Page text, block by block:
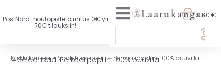
PostNord-noutopistetoimitus 0€ yli
70€ tilauksiin!
Laatukangas0,00 €
Kaikki kankaat»Vaatetuskankaat» Perkaalipopliini 100% puuvilla
←Selaa lisää: Perkaalipopliini 100% puuvilla